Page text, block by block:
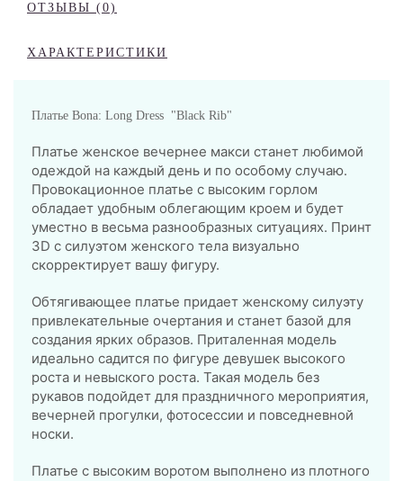
ОТЗЫВЫ (0)
ХАРАКТЕРИСТИКИ
Платье Bona: Long Dress "Black Rib"
Платье женское вечернее макси станет любимой
одеждой на каждый день и по особому случаю.
Провокационное платье с высоким горлом
обладает удобным облегающим кроем и будет
уместно в весьма разнообразных ситуациях. Принт
3D с силуэтом женского тела визуально
скорректирует вашу фигуру.
Обтягивающее платье придает женскому силуэту
привлекательные очертания и станет базой для
создания ярких образов. Приталенная модель
идеально садится по фигуре девушек высокого
роста и невыского роста. Такая модель без
рукавов подойдет для праздничного мероприятия,
вечерней прогулки, фотосессии и повседневной
носки.
Платье с высоким воротом выполнено из плотного